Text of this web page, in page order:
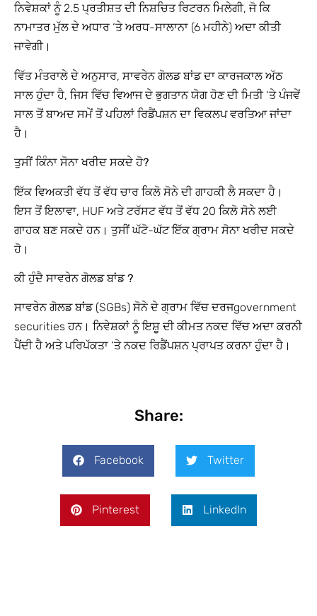
ਨਿਵੇਸ਼ਕਾਂ ਨੂੰ 2.5 ਪ੍ਰਤੀਸ਼ਤ ਦੀ ਨਿਸ਼ਚਿਤ ਰਿਟਰਨ ਮਿਲੇਗੀ, ਜੋ ਕਿ
ਨਾਮਾਤਰ ਮੁੱਲ ਦੇ ਅਧਾਰ ‘ਤੇ ਅਰਧ-ਸਾਲਾਨਾ (6 ਮਹੀਨੇ) ਅਦਾ ਕੀਤੀ
ਜਾਵੇਗੀ।
ਵਿੱਤ ਮੰਤਰਾਲੇ ਦੇ ਅਨੁਸਾਰ, ਸਾਵਰੇਨ ਗੋਲਡ ਬਾਂਡ ਦਾ ਕਾਰਜਕਾਲ ਅੱਠ
ਸਾਲ ਹੁੰਦਾ ਹੈ, ਜਿਸ ਵਿੱਚ ਵਿਆਜ ਦੇ ਭੁਗਤਾਨ ਯੋਗ ਹੋਣ ਦੀ ਮਿਤੀ ‘ਤੇ ਪੰਜਵੇਂ
ਸਾਲ ਤੋਂ ਬਾਅਦ ਸਮੇਂ ਤੋਂ ਪਹਿਲਾਂ ਰਿਡੈਂਪਸ਼ਨ ਦਾ ਵਿਕਲਪ ਵਰਤਿਆ ਜਾਂਦਾ
ਹੈ।
ਤੁਸੀਂ ਕਿੰਨਾ ਸੋਨਾ ਖਰੀਦ ਸਕਦੇ ਹੋ?
ਇੱਕ ਵਿਅਕਤੀ ਵੱਧ ਤੋਂ ਵੱਧ ਚਾਰ ਕਿਲੋ ਸੋਨੇ ਦੀ ਗਾਹਕੀ ਲੈ ਸਕਦਾ ਹੈ।
ਇਸ ਤੋਂ ਇਲਾਵਾ, HUF ਅਤੇ ਟਰੱਸਟ ਵੱਧ ਤੋਂ ਵੱਧ 20 ਕਿਲੋ ਸੋਨੇ ਲਈ
ਗਾਹਕ ਬਣ ਸਕਦੇ ਹਨ। ਤੁਸੀਂ ਘੱਟੋ-ਘੱਟ ਇੱਕ ਗ੍ਰਾਮ ਸੋਨਾ ਖਰੀਦ ਸਕਦੇ
ਹੋ।
ਕੀ ਹੁੰਦੈ ਸਾਵਰੇਨ ਗੋਲਡ ਬਾਂਡ ?
ਸਾਵਰੇਨ ਗੋਲਡ ਬਾਂਡ (SGBs) ਸੋਨੇ ਦੇ ਗ੍ਰਾਮ ਵਿੱਚ ਦਰਜgovernment
securities ਹਨ। ਨਿਵੇਸ਼ਕਾਂ ਨੂੰ ਇਸ਼ੂ ਦੀ ਕੀਮਤ ਨਕਦ ਵਿੱਚ ਅਦਾ ਕਰਨੀ
ਪੈਂਦੀ ਹੈ ਅਤੇ ਪਰਿਪੱਕਤਾ ‘ਤੇ ਨਕਦ ਰਿਡੈਂਪਸ਼ਨ ਪ੍ਰਾਪਤ ਕਰਨਾ ਹੁੰਦਾ ਹੈ।
Share:
Facebook Twitter
Pinterest LinkedIn